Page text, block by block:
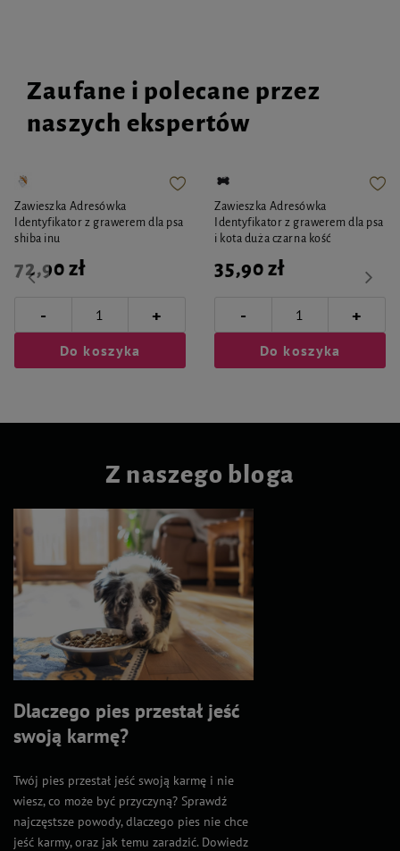
Zaufane i polecane przez
naszych ekspertów
Zawieszka Adresówka
Identyfikator z grawerem dla psa
shiba inu
72,90 zł
- +
Do koszyka
Zawieszka Adresówka
Identyfikator z grawerem dla psa
i kota duża czarna kość
35,90 zł
- +
Do koszyka
Z naszego bloga
Dlaczego pies przestał jeść
swoją karmę?
Twój pies przestał jeść swoją karmę i nie
wiesz, co może być przyczyną? Sprawdź
najczęstsze powody, dlaczego pies nie chce
jeść karmy, oraz jak temu zaradzić. Dowiedz